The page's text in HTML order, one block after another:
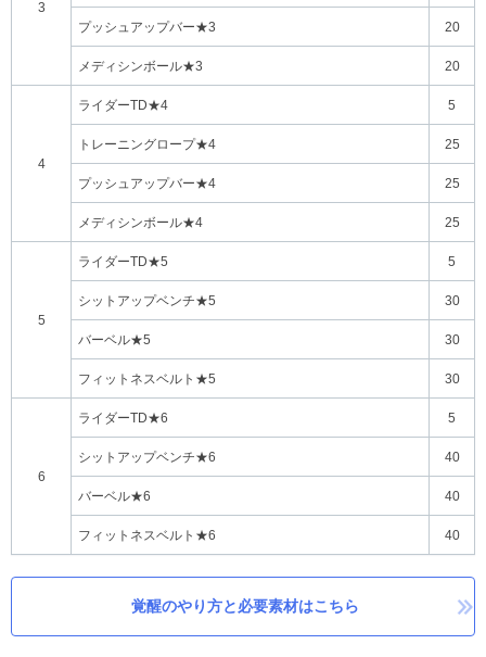
3
プッシュアップバー★3 20
メディシンボール★3 20
4
ライダーTD★4 5
トレーニングロープ★4 25
プッシュアップバー★4 25
メディシンボール★4 25
5
ライダーTD★5 5
シットアップベンチ★5 30
バーベル★5 30
フィットネスベルト★5 30
6
ライダーTD★6 5
シットアップベンチ★6 40
バーベル★6 40
フィットネスベルト★6 40
覚醒のやり方と必要素材はこちら